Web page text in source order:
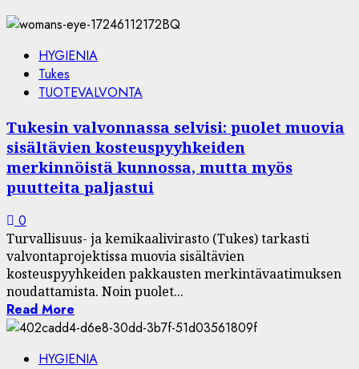
HYGIENIA
Tukes
TUOTEVALVONTA
Tukesin valvonnassa selvisi: puolet muovia
sisältävien kosteuspyyhkeiden
merkinnöistä kunnossa, mutta myös
puutteita paljastui
0
Turvallisuus- ja kemikaalivirasto (Tukes) tarkasti
valvontaprojektissa muovia sisältävien
kosteuspyyhkeiden pakkausten merkintävaatimuksen
noudattamista. Noin puolet...
Read More
HYGIENIA